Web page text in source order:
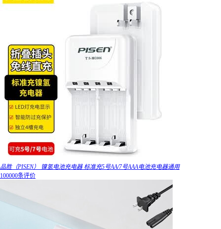
品胜（PISEN） 镍氢电池充电器 标准充5号AA/7号AAA电池充电器通用
100000条评价